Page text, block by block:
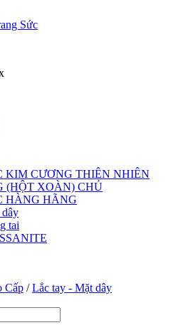
KIM CƯƠNG THIÊN NHIÊN
(HỘT XOÀN) CHỦ
HÀNG HÃNG
tai
Cấp / Lắc tay - Mặt dây